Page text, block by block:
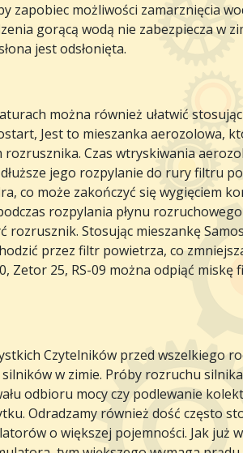
zapobiec możliwości zamarznięcia
gorącą wodą nie zabezpiecza w
jest odsłonięta.
można również ułatwić
Jest to mieszanka aerozolowa,
Czas wtryskiwania
jego rozpylanie do rury filtru
co może zakończyć się wygięciem
rozpylania płynu
rozrusznik. Stosując mieszankę
przez filtr powietrza, co
Zetor 25, RS-09 można odpiąć
Czytelników przed wszelkiego
w zimie. Próby rozruchu
odbioru mocy czy podlewanie
Odradzamy również dość często
o większej pojemności. Jak już